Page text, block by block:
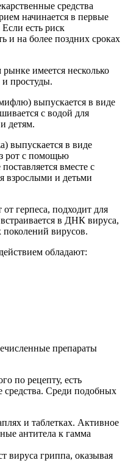
средства
начинается в первые
Если есть риск
и на более поздних сроках
имеется несколько
и простуды.
выпускается в виде
с водой для
детям.
выпускается в виде
рот с помощью
вместе с
взрослыми и детьми
герпеса, подходит для
в ДНК вируса,
вирусов.
обладают:
препараты
по рецепту, есть
средства. Среди подобных
и таблетках. Активное
антитела к гамма
вируса гриппа, оказывая